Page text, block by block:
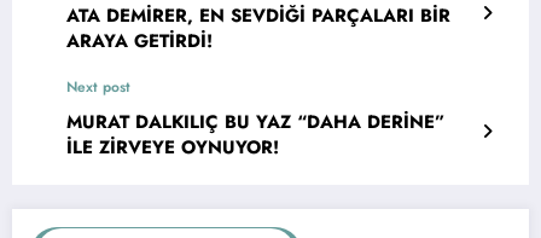
ATA DEMİRER, EN SEVDİĞİ PARÇALARI BİR
ARAYA GETİRDİ!
Next post
MURAT DALKILIÇ BU YAZ “DAHA DERİNE”
İLE ZİRVEYE OYNUYOR!